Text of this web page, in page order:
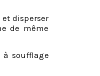
disperser
de même
soufflage